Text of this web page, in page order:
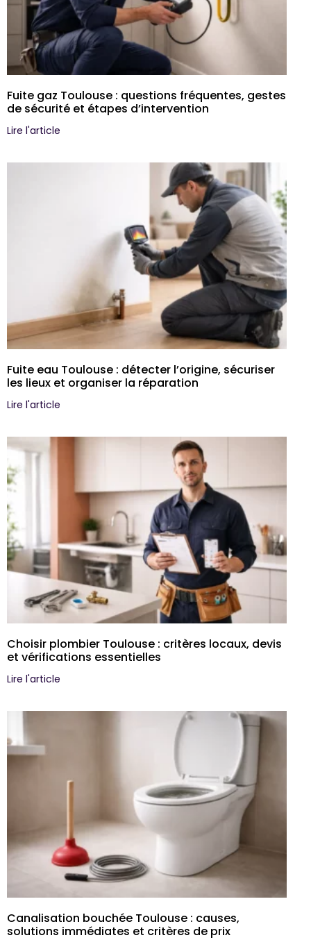
Fuite gaz Toulouse : questions fréquentes, gestes
de sécurité et étapes d’intervention
Lire l'article
Fuite eau Toulouse : détecter l’origine, sécuriser
les lieux et organiser la réparation
Lire l'article
Choisir plombier Toulouse : critères locaux, devis
et vérifications essentielles
Lire l'article
Canalisation bouchée Toulouse : causes,
solutions immédiates et critères de prix